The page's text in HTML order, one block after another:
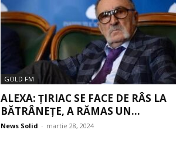
GOLD FM
ALEXA: ȚIRIAC SE FACE DE RÂS LA
BĂTRÂNEȚE, A RĂMAS UN...
News Solid - martie 28, 2024